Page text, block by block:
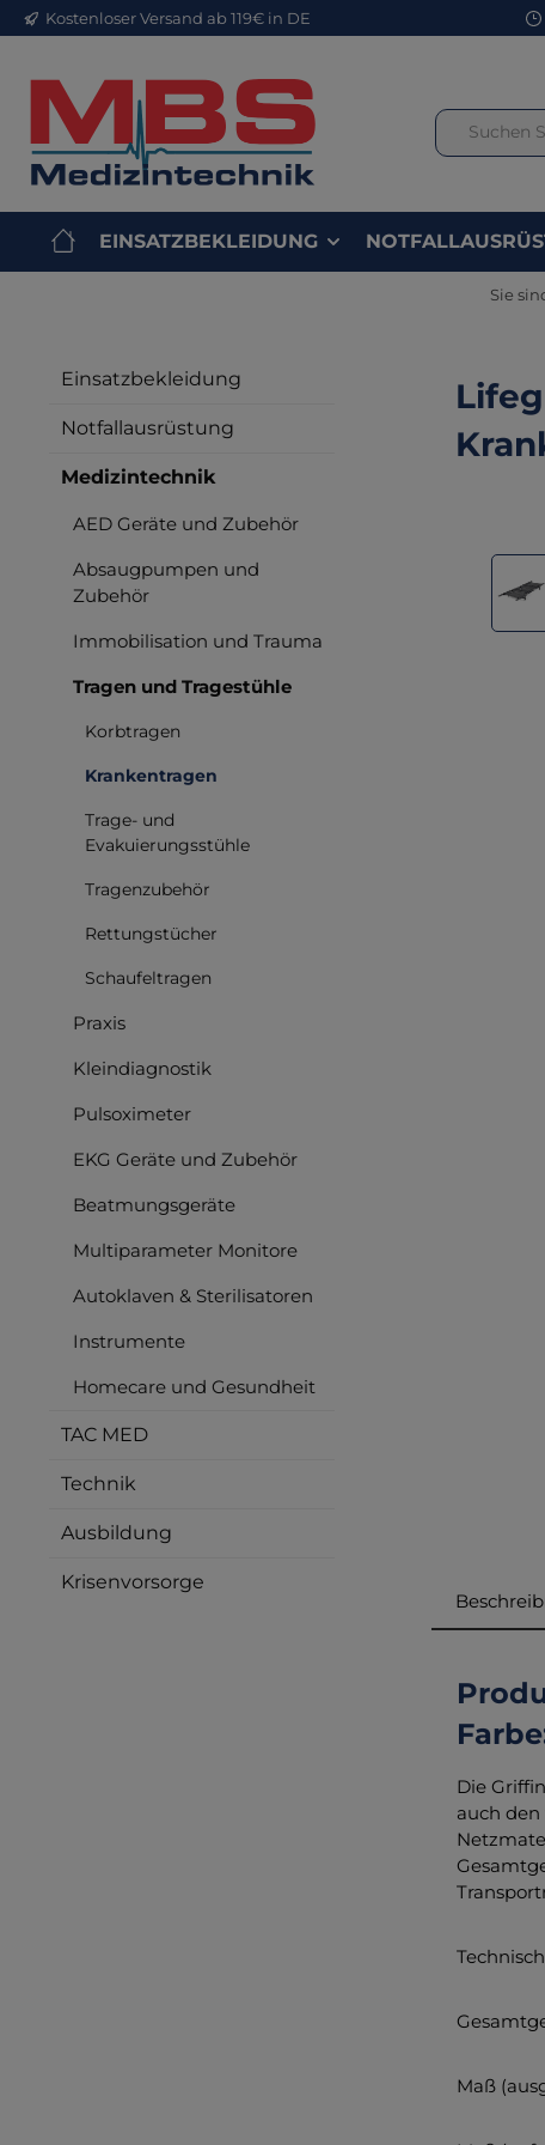
Hauptinhalt springen
Zur Suche springen
Zur Hauptnavigation springen
Kostenloser Versand ab 119€ in DE
EINSATZBEKLEIDUNG
Sie
Einsatzbekleidung
Notfallausrüstung
Medizintechnik
AED Geräte und Zubehör
Absaugpumpen und
Zubehör
Immobilisation und Trauma
Tragen und Tragestühle
Korbtragen
Krankentragen
Trage- und
Evakuierungsstühle
Tragenzubehör
Rettungstücher
Schaufeltragen
Praxis
Kleindiagnostik
Pulsoximeter
EKG Geräte und Zubehör
Beatmungsgeräte
Multiparameter Monitore
Autoklaven & Sterilisatoren
Instrumente
Homecare und Gesundheit
TAC MED
Technik
Ausbildung
Krisenvorsorge
Die
auch
Maß